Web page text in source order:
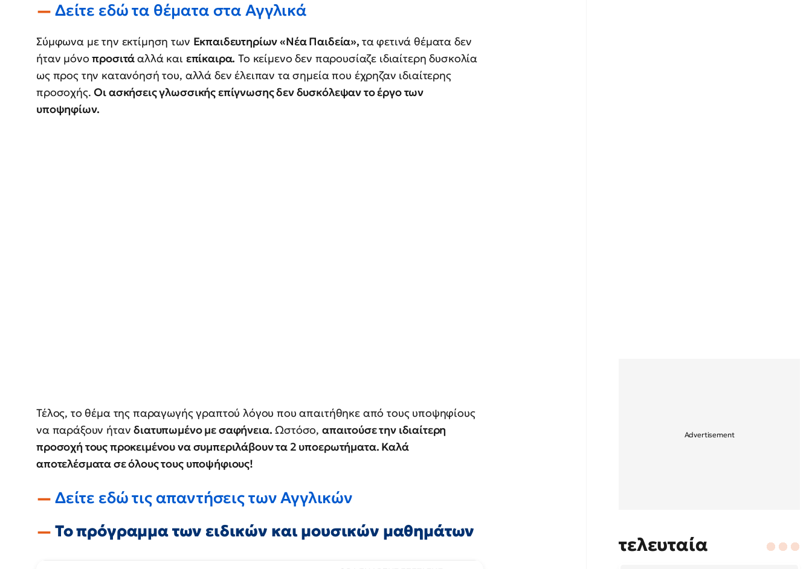
Δείτε εδώ τα θέματα στα Αγγλικά
Σύμφωνα με την εκτίμηση των Εκπαιδευτηρίων «Νέα Παιδεία», τα φετινά θέματα δεν
ήταν μόνοπροσιτάαλλά και επίκαιρα. Το κείμενο δεν παρουσίαζε ιδιαίτερη δυσκολία
ως προς την κατανόησή του, αλλά δεν έλειπαν τα σημεία που έχρηζαν ιδιαίτερης
προσοχής.Οι ασκήσεις γλωσσικής επίγνωσης δεν δυσκόλεψαν το έργο των
υποψηφίων.
Τέλος, το θέμα της παραγωγής γραπτού λόγου που απαιτήθηκε από τους υποψηφίους
να παράξουν ήτανδιατυπωμένο με σαφήνεια. Ωστόσο,απαιτούσε την ιδιαίτερη
προσοχή τους προκειμένου να συμπεριλάβουν τα 2 υποερωτήματα. Καλά
αποτελέσματα σε όλους τους υποψήφιους!
Δείτε εδώ τις απαντήσεις των Αγγλικών
Το πρόγραμμα των ειδικών και μουσικών μαθημάτων
τελευταία